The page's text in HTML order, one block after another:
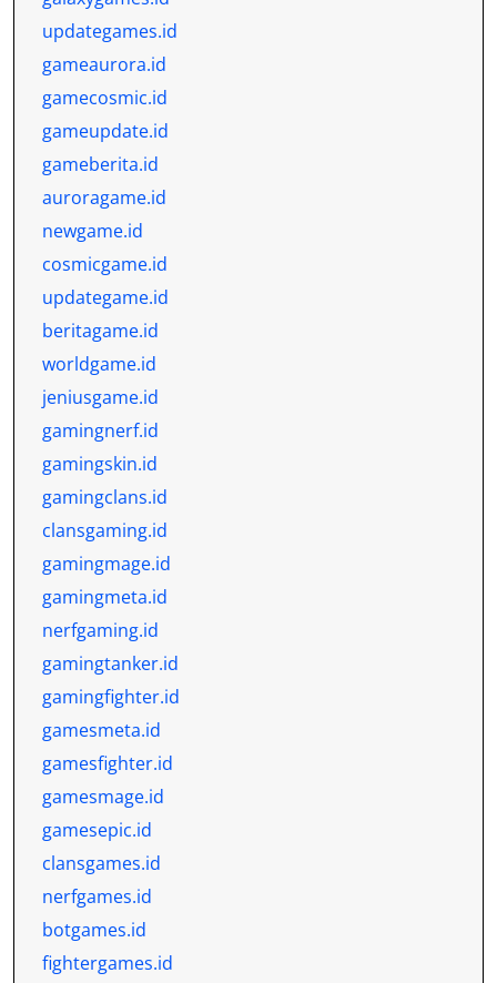
updategames.id
gameaurora.id
gamecosmic.id
gameupdate.id
gameberita.id
auroragame.id
newgame.id
cosmicgame.id
updategame.id
beritagame.id
worldgame.id
jeniusgame.id
gamingnerf.id
gamingskin.id
gamingclans.id
clansgaming.id
gamingmage.id
gamingmeta.id
nerfgaming.id
gamingtanker.id
gamingfighter.id
gamesmeta.id
gamesfighter.id
gamesmage.id
gamesepic.id
clansgames.id
nerfgames.id
botgames.id
fightergames.id